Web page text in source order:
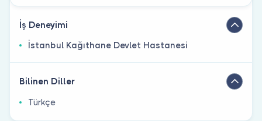
İş Deneyimi
İstanbul Kağıthane Devlet Hastanesi
Bilinen Diller
Türkçe